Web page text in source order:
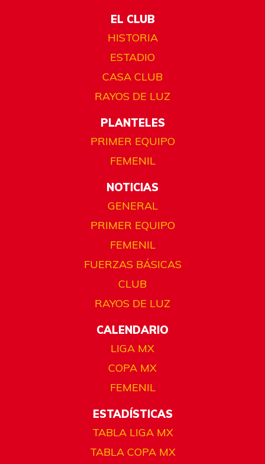
EL CLUB
HISTORIA
ESTADIO
CASA CLUB
RAYOS DE LUZ
PLANTELES
PRIMER EQUIPO
FEMENIL
NOTICIAS
GENERAL
PRIMER EQUIPO
FEMENIL
FUERZAS BÁSICAS
CLUB
RAYOS DE LUZ
CALENDARIO
LIGA MX
COPA MX
FEMENIL
ESTADÍSTICAS
TABLA LIGA MX
TABLA COPA MX